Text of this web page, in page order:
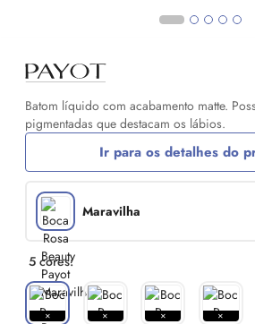
Batom líquido com acabamento matte.
pigmentadas que destacam os lábios.
Ir para os detalhes do
Maravilha
5 cores: